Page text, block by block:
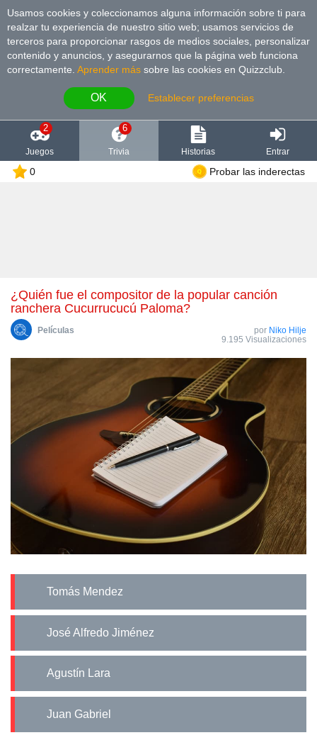
Usamos cookies y coleccionamos alguna información sobre ti para
realzar tu experiencia de nuestro sitio web; usamos servicios de
terceros para proporcionar rasgos de medios sociales, personalizar
contenido y anuncios, y asegurarnos que la página web funciona
correctamente. Aprender más sobre las cookies en Quizzclub.
OK Establecer preferencias
2
Juegos
6
Trivia Historias Entrar
0 Probar las inderectas
¿Quién fue el compositor de la popular canción
ranchera Cucurrucucú Paloma?
Películas por Niko Hilje
9.195 Visualizaciones
Tomás Mendez
José Alfredo Jiménez
Agustín Lara
Juan Gabriel